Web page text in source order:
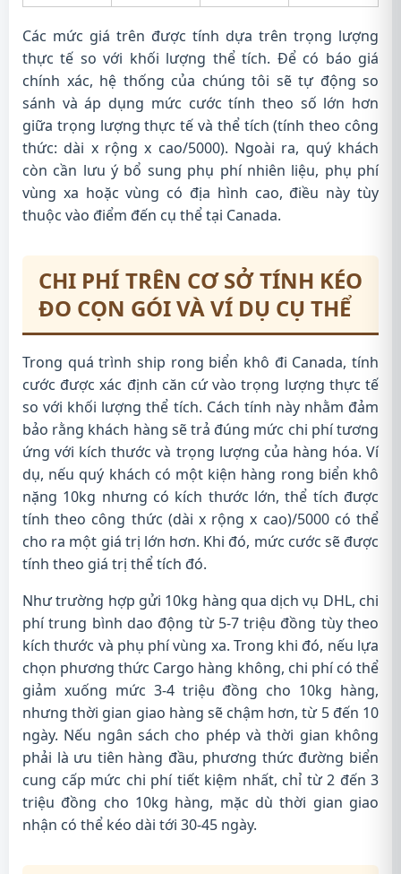
Các mức giá trên được tính dựa trên trọng lượng
thực tế so với khối lượng thể tích. Để có báo giá
chính xác, hệ thống của chúng tôi sẽ tự động so
sánh và áp dụng mức cước tính theo số lớn hơn
giữa trọng lượng thực tế và thể tích (tính theo công
thức: dài x rộng x cao/5000). Ngoài ra, quý khách
còn cần lưu ý bổ sung phụ phí nhiên liệu, phụ phí
vùng xa hoặc vùng có địa hình cao, điều này tùy
thuộc vào điểm đến cụ thể tại Canada.
CHI PHÍ TRÊN CƠ SỞ TÍNH KÉO
ĐO CỌN GÓI VÀ VÍ DỤ CỤ THỂ
Trong quá trình ship rong biển khô đi Canada, tính
cước được xác định căn cứ vào trọng lượng thực tế
so với khối lượng thể tích. Cách tính này nhằm đảm
bảo rằng khách hàng sẽ trả đúng mức chi phí tương
ứng với kích thước và trọng lượng của hàng hóa. Ví
dụ, nếu quý khách có một kiện hàng rong biển khô
nặng 10kg nhưng có kích thước lớn, thể tích được
tính theo công thức (dài x rộng x cao)/5000 có thể
cho ra một giá trị lớn hơn. Khi đó, mức cước sẽ được
tính theo giá trị thể tích đó.
Như trường hợp gửi 10kg hàng qua dịch vụ DHL, chi
phí trung bình dao động từ 5-7 triệu đồng tùy theo
kích thước và phụ phí vùng xa. Trong khi đó, nếu lựa
chọn phương thức Cargo hàng không, chi phí có thể
giảm xuống mức 3-4 triệu đồng cho 10kg hàng,
nhưng thời gian giao hàng sẽ chậm hơn, từ 5 đến 10
ngày. Nếu ngân sách cho phép và thời gian không
phải là ưu tiên hàng đầu, phương thức đường biển
cung cấp mức chi phí tiết kiệm nhất, chỉ từ 2 đến 3
triệu đồng cho 10kg hàng, mặc dù thời gian giao
nhận có thể kéo dài tới 30-45 ngày.